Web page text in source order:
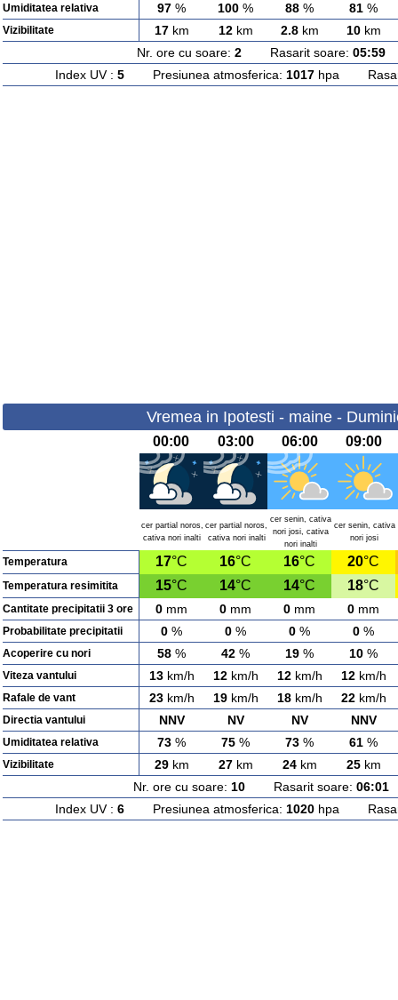
Umiditatea relativa 97 % 100 % 88 % 81 %
Vizibilitate 17km 12km 2.8km 10km
Nr. ore cu soare: 2Rasarit soare: 05:59
Index UV : 5Presiunea atmosferica: 1017hpa
Vremea in Ipotesti - maine -
00:00 03:00 06:00 09:00
cer partial noros,
cativa nori inalti
cer partial noros,
cativa nori inalti
cer senin, cativa
nori josi, cativa
nori inalti
cer senin, cativa
nori josi
Temperatura 17°C 16°C 16°C 20°C
Temperatura resimitita 15°C 14°C 14°C 18°C
Cantitate precipitatii 3 ore 0 mm 0 mm 0 mm 0 mm
Probabilitate precipitatii 0 % 0 % 0 % 0 %
Acoperire cu nori 58 % 42 % 19 % 10 %
Viteza vantului 13km/h 12km/h 12km/h 12km/h
Rafale de vant 23km/h 19km/h 18km/h 22km/h
Directia vantului NNV NV NV NNV
Umiditatea relativa 73 % 75 % 73 % 61 %
Vizibilitate 29km 27km 24km 25km
Nr. ore cu soare: 10Rasarit soare: 06:01
Index UV : 6Presiunea atmosferica: 1020hpa